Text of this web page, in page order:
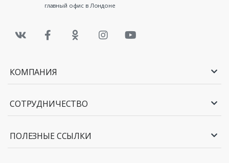
главный офис в Лондоне
КОМПАНИЯ
СОТРУДНИЧЕСТВО
ПОЛЕЗНЫЕ ССЫЛКИ